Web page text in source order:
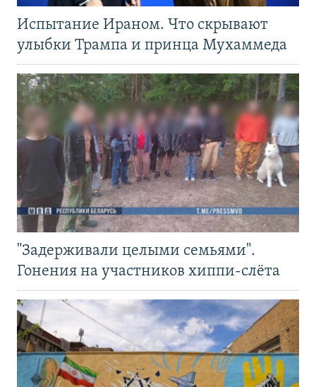
Испытание Ираном. Что скрывают
улыбки Трампа и принца Мухаммеда
"Задерживали целыми семьями".
Гонения на участников хиппи-слёта